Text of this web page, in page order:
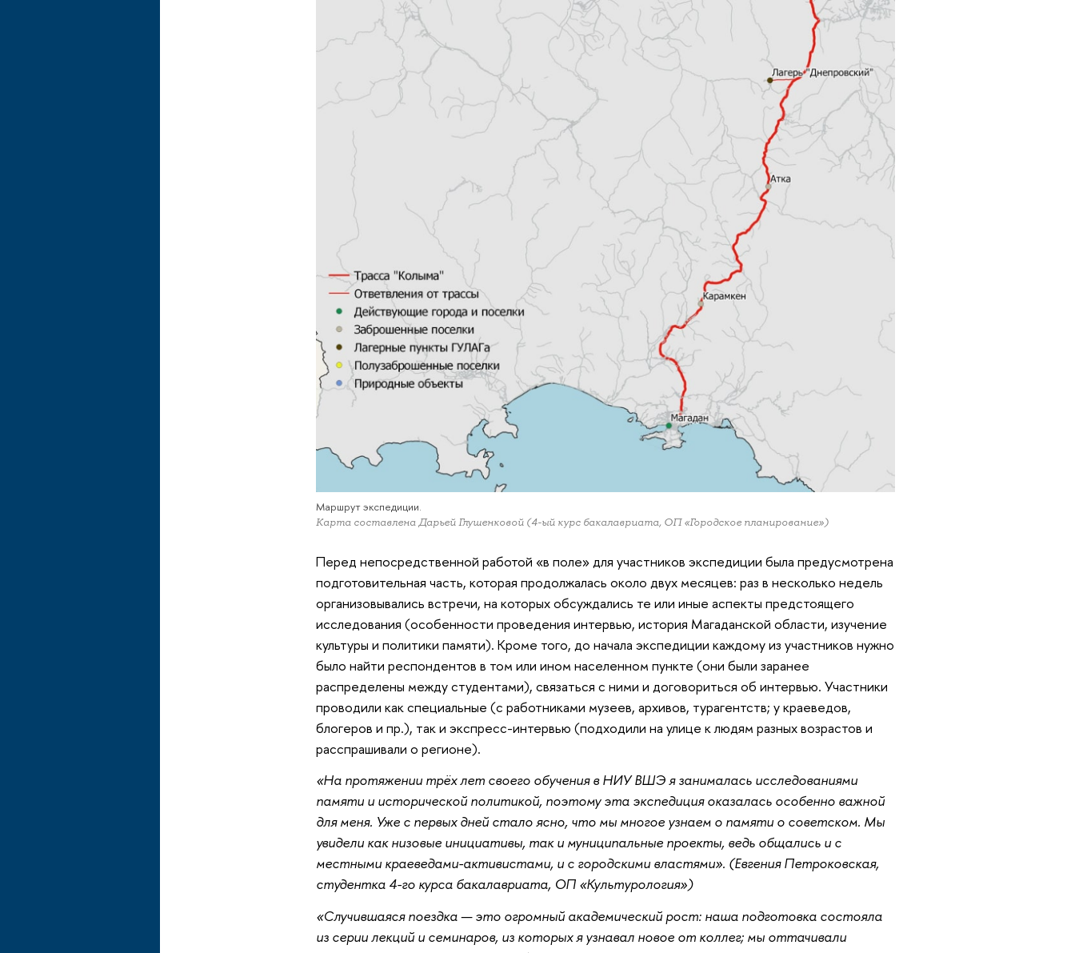
Маршрут экспедиции.
Карта составлена Дарьей Глушенковой (4-ый курс бакалавриата, ОП «Городское планирование»)
Перед непосредственной работой «в поле» для участников экспедиции была предусмотрена
подготовительная часть, которая продолжалась около двух месяцев: раз в несколько недель
организовывались встречи, на которых обсуждались те или иные аспекты предстоящего
исследования (особенности проведения интервью, история Магаданской области, изучение
культуры и политики памяти). Кроме того, до начала экспедиции каждому из участников нужно
было найти респондентов в том или ином населенном пункте (они были заранее
распределены между студентами), связаться с ними и договориться об интервью. Участники
проводили как специальные (с работниками музеев, архивов, турагентств; у краеведов,
блогеров и пр.), так и экспресс-интервью (подходили на улице к людям разных возрастов и
расспрашивали о регионе).
«На протяжении трёх лет своего обучения в НИУ ВШЭ я занималась исследованиями
памяти и исторической политикой, поэтому эта экспедиция оказалась особенно важной
для меня. Уже с первых дней стало ясно, что мы многое узнаем о памяти о советском. Мы
увидели как низовые инициативы, так и муниципальные проекты, ведь общались и с
местными краеведами-активистами, и с городскими властями». (Евгения Петроковская,
студентка 4-го курса бакалавриата, ОП «Культурология»)
«Случившаяся поездка — это огромный академический рост: наша подготовка состояла
из серии лекций и семинаров, из которых я узнавал новое от коллег; мы оттачивали